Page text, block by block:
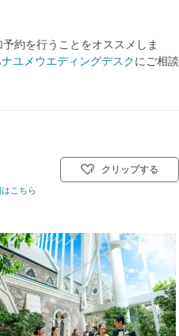
約を行うことをオススメしま
ユメウエディングデスクにご相談
／人前式
こちら
クリップする